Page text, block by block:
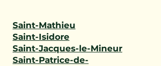
Saint-Mathieu
Saint-Isidore
Saint-Jacques-le-Mineur
Saint-Patrice-de-